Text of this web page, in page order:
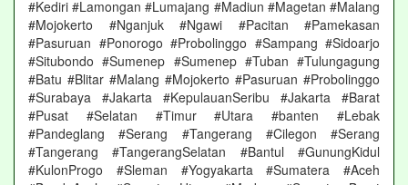
#Kediri #Lamongan #Lumajang #Madiun #Magetan #Malang
#Mojokerto #Nganjuk #Ngawi #Pacitan #Pamekasan
#Pasuruan #Ponorogo #Probolinggo #Sampang #Sidoarjo
#Situbondo #Sumenep #Sumenep #Tuban #Tulungagung
#Batu #Blitar #Malang #Mojokerto #Pasuruan #Probolinggo
#Surabaya #Jakarta #KepulauanSeribu #Jakarta #Barat
#Pusat #Selatan #Timur #Utara #banten #Lebak
#Pandeglang #Serang #Tangerang #Cilegon #Serang
#Tangerang #TangerangSelatan #Bantul #GunungKidul
#KulonProgo #Sleman #Yogyakarta #Sumatera #Aceh